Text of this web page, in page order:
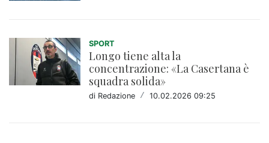
SPORT
Longo tiene alta la
concentrazione: «La Casertana è
squadra solida»
di Redazione / 10.02.2026 09:25